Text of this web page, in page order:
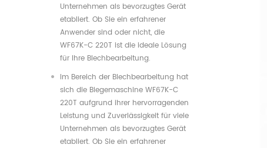
Unternehmen als bevorzugtes Gerät
etabliert. Ob Sie ein erfahrener
Anwender sind oder nicht, die
WF67K-C 220T ist die ideale Lösung
für Ihre Blechbearbeitung.
Im Bereich der Blechbearbeitung hat
sich die Biegemaschine WF67K-C
220T aufgrund ihrer hervorragenden
Leistung und Zuverlässigkeit für viele
Unternehmen als bevorzugtes Gerät
etabliert. Ob Sie ein erfahrener